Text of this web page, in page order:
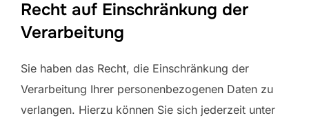
Recht auf Einschränkung der
Verarbeitung
Sie haben das Recht, die Einschränkung der
Verarbeitung Ihrer personenbezogenen Daten zu
verlangen. Hierzu können Sie sich jederzeit unter